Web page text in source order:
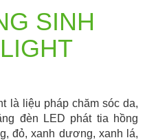
SINH
là liệu pháp chăm sóc da,
đèn LED phát tia hồng
đỏ, xanh dương, xanh lá,